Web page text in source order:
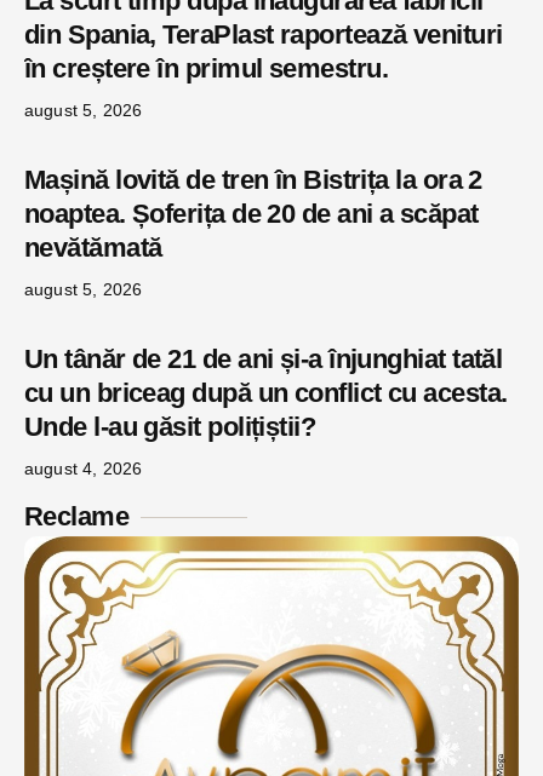
din Spania, TeraPlast raportează venituri
în creștere în primul semestru.
august 5, 2026
Mașină lovită de tren în Bistrița la ora 2
noaptea. Șoferița de 20 de ani a scăpat
nevătămată
august 5, 2026
Un tânăr de 21 de ani și-a înjunghiat tatăl
cu un briceag după un conflict cu acesta.
Unde l-au găsit polițiștii?
august 4, 2026
Reclame